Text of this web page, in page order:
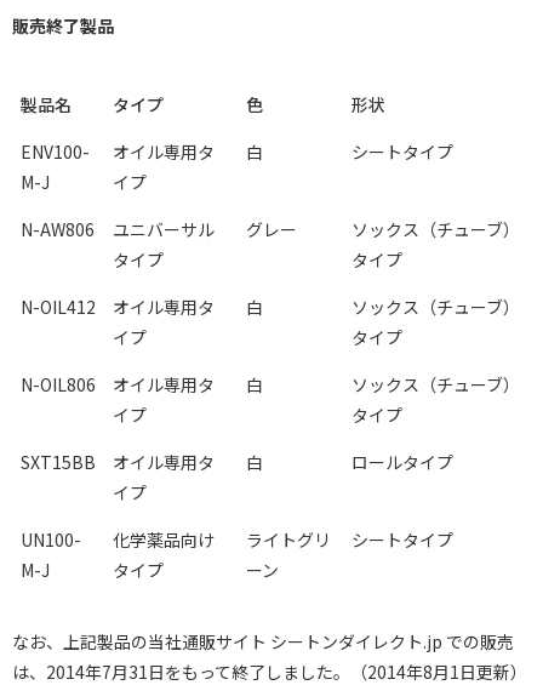
販売終了製品
製品名 タイプ 色
形状
ENV100-
M-J
オイル専用タ
イプ
白 シートタイプ
N-AW806
ユニバーサル
タイプ
グレー
ソックス（チューブ）
タイプ
N-OIL412
オイル専用タ
イプ
白
ソックス（チューブ）
タイプ
N-OIL806
オイル専用タ
イプ
白
ソックス（チューブ）
タイプ
SXT15BB
オイル専用タ
イプ
白 ロールタイプ
UN100-
M-J
化学薬品向け
タイプ
ライトグリ
ーン
シートタイプ
なお、上記製品の当社通販サイト シートンダイレクト.jp での販売
は、2014年7月31日をもって終了しました。（2014年8月1日更新）